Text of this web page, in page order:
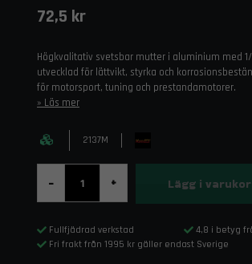
72,5 kr
Högkvalitativ svetsbar mutter i aluminium med 1/
utvecklad för lättvikt, styrka och
för motorsport, tuning och prestandamotorer.
Läs mer
2137M
- + Lägg i
Fullfjädrad verkstad
4,8 i betyg
Fri frakt från 1995 kr gäller endast Sverige